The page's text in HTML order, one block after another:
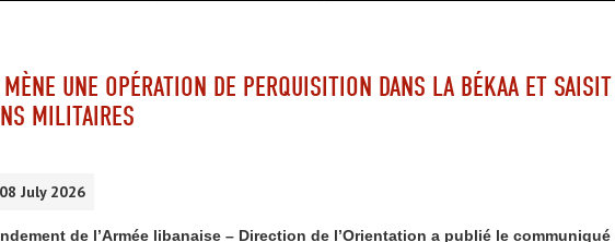
MÈNE UNE OPÉRATION DE PERQUISITION DANS LA BÉKAA ET
MILITAIRES
July 2026
de l’Armée libanaise – Direction de l’Orientation a publié le